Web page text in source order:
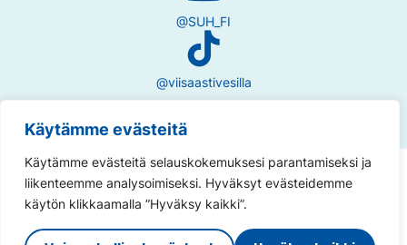
Käytämme evästeitä
Käytämme evästeitä selauskokemuksesi parantamiseksi ja
liikenteemme analysoimiseksi. Hyväksyt evästeidemme
käytön klikkaamalla ”Hyväksy kaikki”.
@SUH_FI
@viisaastivesilla
Tietosuojaseloste
Saavutettavuusseloste